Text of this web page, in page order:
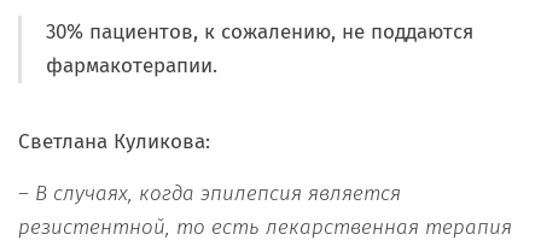
30% пациентов, к сожалению, не поддаются
фармакотерапии.
Светлана Куликова:
– В случаях, когда эпилепсия является
резистентной, то есть лекарственная терапия